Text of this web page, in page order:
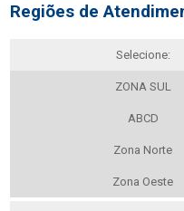
Regiões de
Selecione:
ZONA SUL
ABCD
Zona Norte
Zona Oeste